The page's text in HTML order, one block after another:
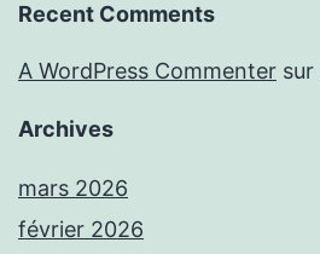
Recent Comments
A WordPress Commenter sur
Archives
mars 2026
février 2026